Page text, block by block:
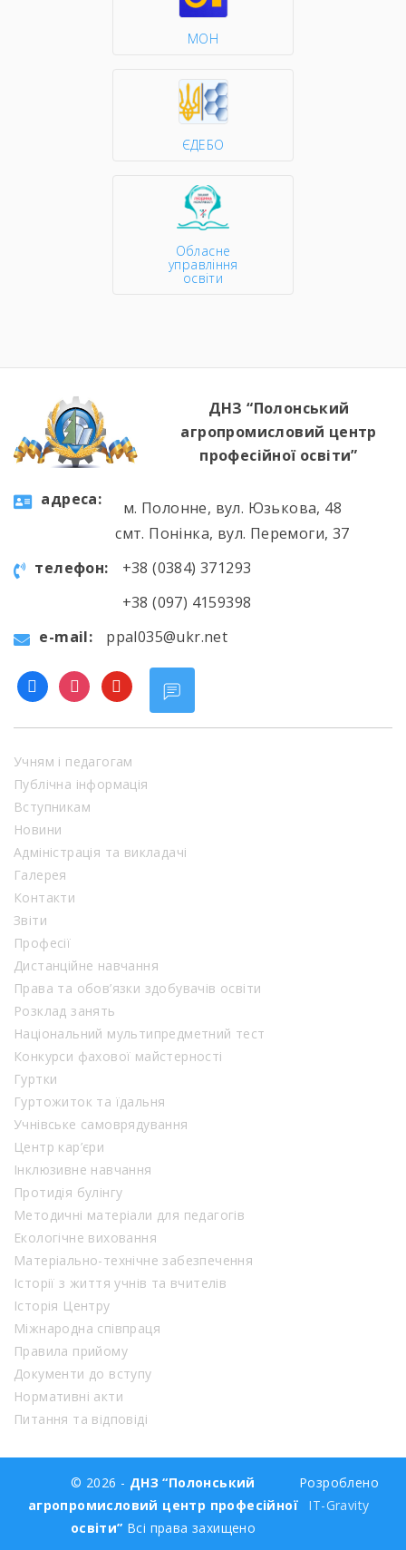
МОН
ЄДЕБО
Обласне
управління
освіти
ДНЗ “Полонський
агропромисловий центр
професійної освіти”
aдресa:
м. Полонне, вул. Юзькова, 48
смт. Понінка, вул. Перемоги, 37
телефон:
+38 (0384) 371293
+38 (097) 4159398
e-mail:
ppal035@ukr.net
facebookinstagram
youtube
Учням і педагогам
Публічна інформація
Вступникам
Новини
Адміністрація та викладачі
Галерея
Контакти
Звіти
Професії
Дистанційне навчання
Права та обов’язки здобувачів освіти
Розклад занять
Національний мультипредметний тест
Конкурси фахової майстерності
Гуртки
Гуртожиток та їдальня
Учнівське самоврядування
Центр кар’єри
Інклюзивне навчання
Протидія булінгу
Методичні матеріали для педагогів
Екологічне виховання
Матеріально-технічне забезпечення
Історії з життя учнів та вчителів
Історія Центру
Міжнародна співпраця
Правила прийому
Документи до вступу
Нормативні акти
Питання та відповіді
© 2026 - ДНЗ “Полонський
агропромисловий центр професійної
освіти” Всі права захищено
Розроблено
IT-Gravity